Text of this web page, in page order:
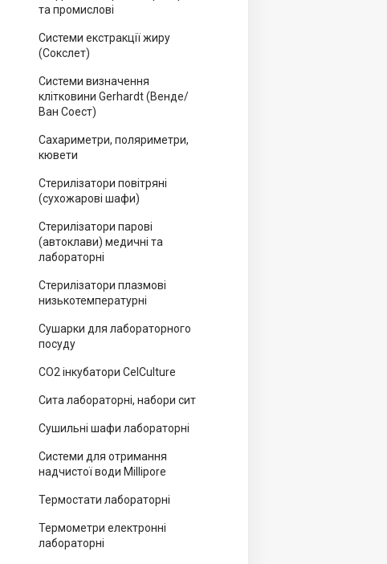
та промислові
Системи екстракції жиру
(Сокслет)
Системи визначення
клітковини Gerhardt (Венде/
Ван Соест)
Сахариметри, поляриметри,
кювети
Стерилізатори повітряні
(сухожарові шафи)
Стерилізатори парові
(автоклави) медичні та
лабораторні
Стерилізатори плазмові
низькотемпературні
Сушарки для лабораторного
посуду
CO2 інкубатори CelCulture
Сита лабораторні, набори сит
Сушильні шафи лабораторні
Системи для отримання
надчистої води Millipore
Термостати лабораторні
Термометри електронні
лабораторні